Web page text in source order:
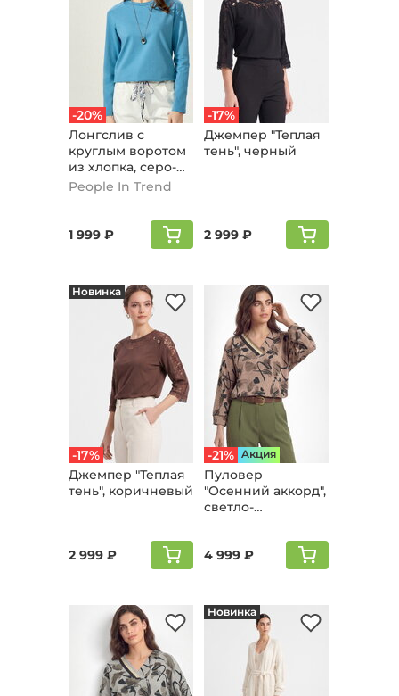
-20%
Лонгслив с
круглым воротом
из хлопка, серо-
голубой
People In Trend
1 999 ₽
-17%
Джемпер "Теплая
тень", черный
2 999 ₽
-17%
Новинка
Джемпер "Теплая
тень", коричневый
2 999 ₽
-21% Aкция
Пуловер
"Осенний аккорд",
светло-
4 999 ₽
Новинка